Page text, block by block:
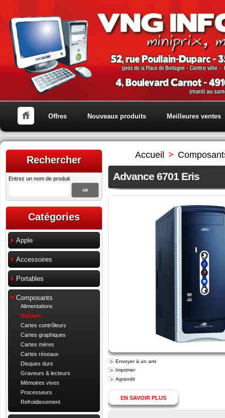
Offres Nouveaux produits Meilleures ventes
Rechercher
Entrez un nom de produit
Catégories
Apple
Accessoires
Portables
Composants
Alimentations
Boîtiers
Cartes contrôleurs
Cartes graphiques
Cartes mères
Cartes réseaux
Disques durs
Graveurs & lecteurs
Mémoires vives
Processeurs
Refroidissement
Accueil >
Advance 6701 Eris
Envoyer à un ami
Imprimer
Agrandir
EN SAVOIR PLUS